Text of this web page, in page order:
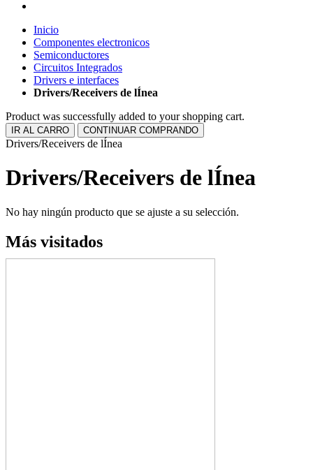
Inicio
Componentes electronicos
Semiconductores
Circuitos Integrados
Drivers e interfaces
Drivers/Receivers de lÍnea
Product was successfully added to your shopping cart.
IR AL CARRO CONTINUAR COMPRANDO
Drivers/Receivers de lÍnea
Drivers/Receivers de lÍnea
No hay ningún producto que se ajuste a su selección.
Más visitados